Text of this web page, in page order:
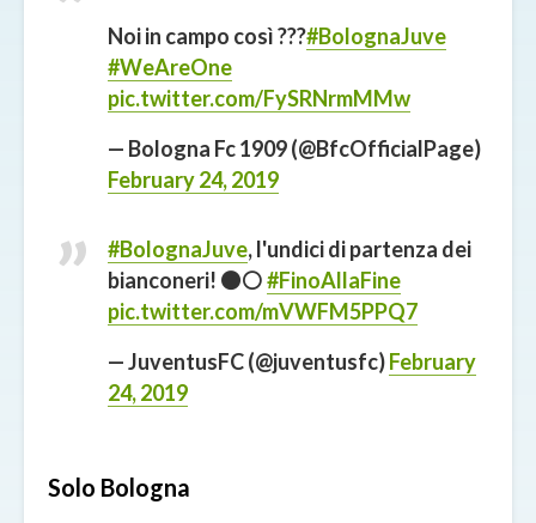
Noi in campo così ???#BolognaJuve
#WeAreOne
pic.twitter.com/FySRNrmMMw
— Bologna Fc 1909 (@BfcOfficialPage)
February 24, 2019
#BolognaJuve, l'undici di partenza dei
bianconeri! ⚫⚪#FinoAllaFine
pic.twitter.com/mVWFM5PPQ7
— JuventusFC (@juventusfc)February
24, 2019
Solo Bologna